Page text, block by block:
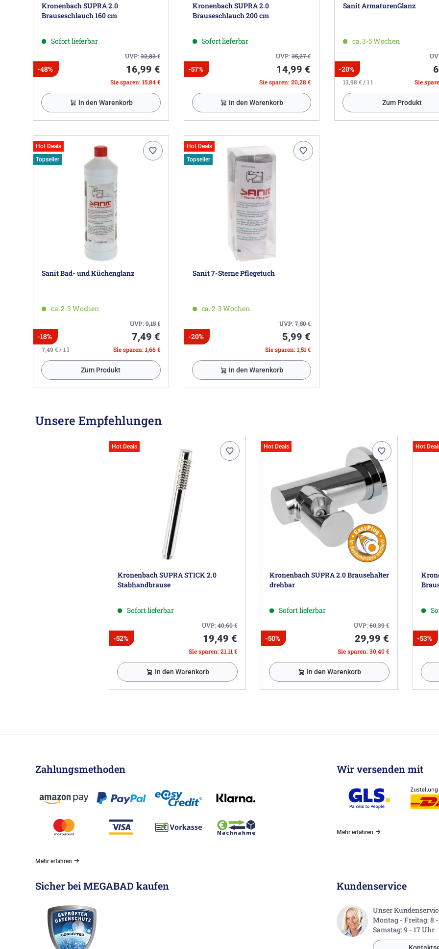
Kronenbach SUPRA 2.0
Brauseschlauch 160 cm
Sofort lieferbar
UVP:32,83€
-48% 16,99 €
Sie sparen: 15,84 €
In den Warenkorb
Kronenbach SUPRA 2.0
Brauseschlauch 200 cm
Sofort lieferbar
UVP:35,27€
-57% 14,99 €
Sie sparen: 20,28 €
In den Warenkorb
Sanit ArmaturenGlanz
ca. 3-5 Wochen
-20%
13,98 € / 1 l Sie
Zum Produkt
Hot Deals
Topseller
Sanit Bad- und Küchenglanz
ca. 2-3 Wochen
UVP:9,15€
-18% 7,49 €
7,49 € / 1 l Sie sparen: 1,66 €
Zum Produkt
Hot Deals
Topseller
Sanit 7-Sterne Pflegetuch
ca. 2-3 Wochen
UVP:7,50€
-20% 5,99 €
Sie sparen: 1,51 €
In den Warenkorb
Unsere Empfehlungen
Hot Deals
Kronenbach SUPRA STICK 2.0
Stabhandbrause
Sofort lieferbar
UVP:40,60€
-52% 19,49 €
Sie sparen: 21,11 €
In den Warenkorb
Hot Deals
Kronenbach SUPRA 2.0 Brausehalter
drehbar
Sofort lieferbar
UVP:60,39€
-50% 29,99 €
Sie sparen: 30,40 €
In den Warenkorb
Hot
-53%
Zahlungsmethoden
Mehr erfahren
Wir versenden mit
Mehr erfahren
Sicher bei MEGABAD kaufen Kundenservice
Unser
Montag - Freitag: 8
Samstag: 9 - 17 Uhr